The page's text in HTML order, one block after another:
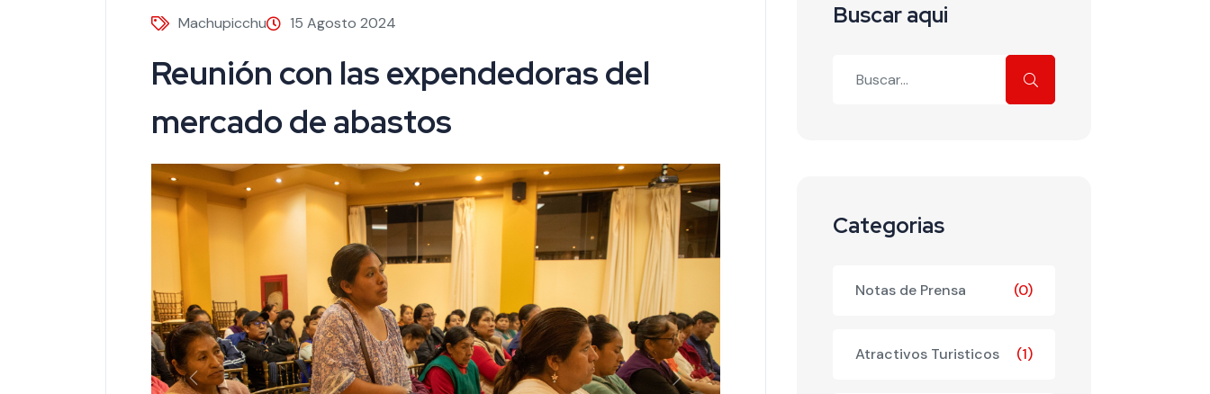
Previous Next
Reunión con las expendedoras del
mercado de abastos
Machupicchu 15 Agosto 2024 Buscar aqui
Categorias
Notas de Prensa (0)
Atractivos Turisticos (1)